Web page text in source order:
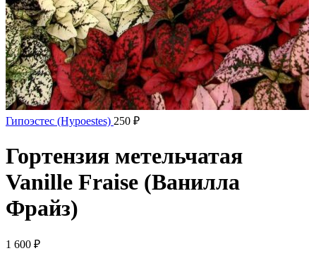
Гипоэстес (Hypoestes) 250 ₽
Гортензия метельчатая
Vanille Fraise (Ванилла
Фрайз)
1 600 ₽